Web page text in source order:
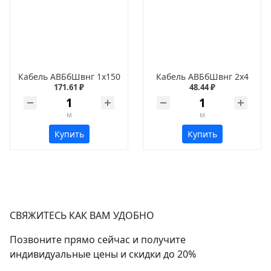
Кабель АВБбШвнг 1х150
171.61 ₽
м
Купить
Кабель АВБбШвнг 2х4
48.44 ₽
м
Купить
СВЯЖИТЕСЬ КАК ВАМ УДОБНО
Позвоните прямо сейчас и получите
индивидуальные цены и скидки до 20%